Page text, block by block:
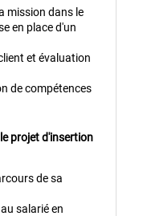
mission dans le
en place d'un
et évaluation
de compétences
projet d'insertion
de sa
salarié en